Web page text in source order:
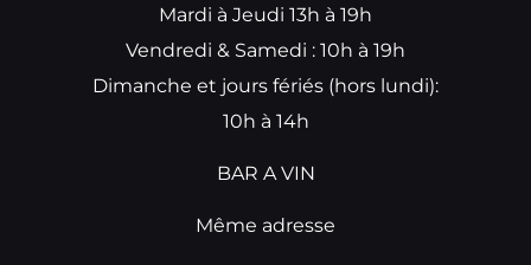
Mardi à Jeudi 13h à 19h
Vendredi & Samedi : 10h à 19h
Dimanche et jours fériés (hors lundi):
10h à 14h
BAR A VIN
Même adresse